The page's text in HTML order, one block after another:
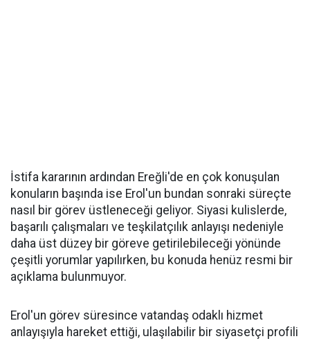
İstifa kararının ardından Ereğli'de en çok konuşulan
konuların başında ise Erol'un bundan sonraki süreçte
nasıl bir görev üstleneceği geliyor. Siyasi kulislerde,
başarılı çalışmaları ve teşkilatçılık anlayışı nedeniyle
daha üst düzey bir göreve getirilebileceği yönünde
çeşitli yorumlar yapılırken, bu konuda henüz resmi bir
açıklama bulunmuyor.
Erol'un görev süresince vatandaş odaklı hizmet
anlayışıyla hareket ettiği, ulaşılabilir bir siyasetçi profili